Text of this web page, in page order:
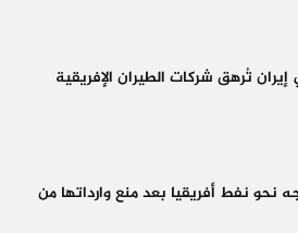
تُرهق شركات الطيران الإفريقية
نحو نفط أفريقيا بعد منع وارداتها من